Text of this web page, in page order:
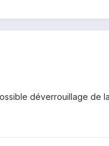
déverrouillage de